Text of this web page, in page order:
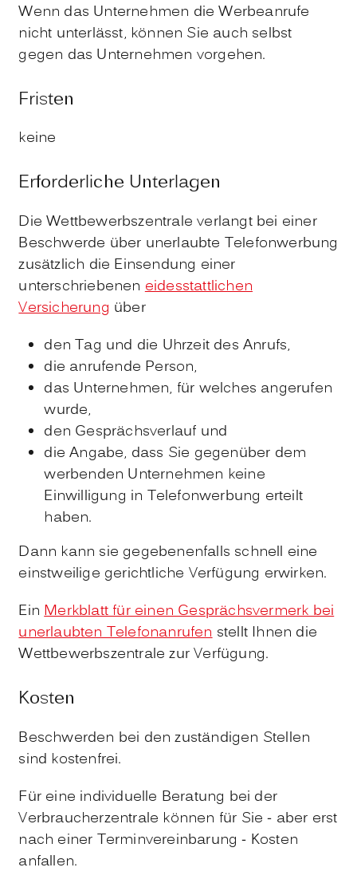
Wenn das Unternehmen die Werbeanrufe
nicht unterlässt, können Sie auch selbst
gegen das Unternehmen vorgehen.
Fristen
keine
Erforderliche Unterlagen
Die Wettbewerbszentrale verlangt bei einer
Beschwerde über unerlaubte Telefonwerbung
zusätzlich die Einsendung einer
unterschriebeneneidesstattlichen
Versicherung über
den Tag und die Uhrzeit des Anrufs,
die anrufende Person,
das Unternehmen, für welches angerufen
wurde,
den Gesprächsverlauf und
die Angabe, dass Sie gegenüber dem
werbenden Unternehmen keine
Einwilligung in Telefonwerbung erteilt
haben.
Dann kann sie gegebenenfalls schnell eine
einstweilige gerichtliche Verfügung erwirken.
EinMerkblatt für einen Gesprächsvermerk bei
unerlaubten Telefonanrufenstellt Ihnen die
Wettbewerbszentrale zur Verfügung.
Kosten
Beschwerden bei den zuständigen Stellen
sind kostenfrei.
Für eine individuelle Beratung bei der
Verbraucherzentrale können für Sie - aber erst
nach einer Terminvereinbarung - Kosten
anfallen.